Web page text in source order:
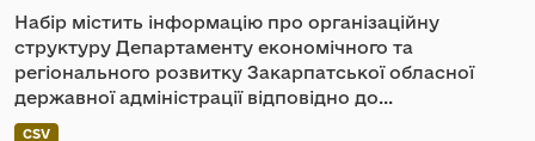
Набір містить інформацію про організаційну
структуру Департаменту економічного та
регіонального розвитку Закарпатської обласної
державної адміністрації відповідно до...
CSV